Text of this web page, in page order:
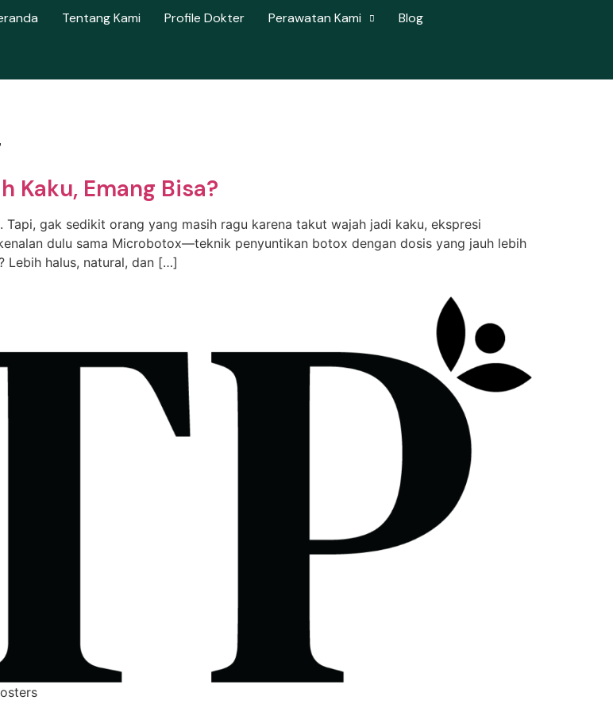
Tentang Kami Profile Dokter Perawatan Kami Blog
Kaku, Emang Bisa?
gak sedikit orang yang masih ragu karena takut wajah jadi kaku, ekspresi
dulu sama Microbotox—teknik penyuntikan botox dengan dosis yang jauh lebih
Lebih halus, natural, dan […]